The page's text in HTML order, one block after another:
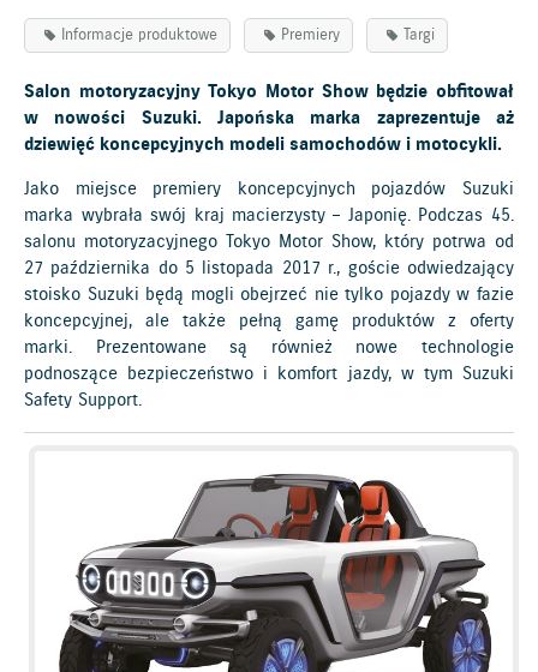
Informacje produktowe Premiery Targi
Salon motoryzacyjny Tokyo Motor Show będzie obfitował
w nowości Suzuki. Japońska marka zaprezentuje aż
dziewięć koncepcyjnych modeli samochodów i motocykli.
Jako miejsce premiery koncepcyjnych pojazdów Suzuki
marka wybrała swój kraj macierzysty – Japonię. Podczas 45.
salonu motoryzacyjnego Tokyo Motor Show, który potrwa od
27 października do 5 listopada 2017 r., goście odwiedzający
stoisko Suzuki będą mogli obejrzeć nie tylko pojazdy w fazie
koncepcyjnej, ale także pełną gamę produktów z oferty
marki. Prezentowane są również nowe technologie
podnoszące bezpieczeństwo i komfort jazdy, w tym Suzuki
Safety Support.